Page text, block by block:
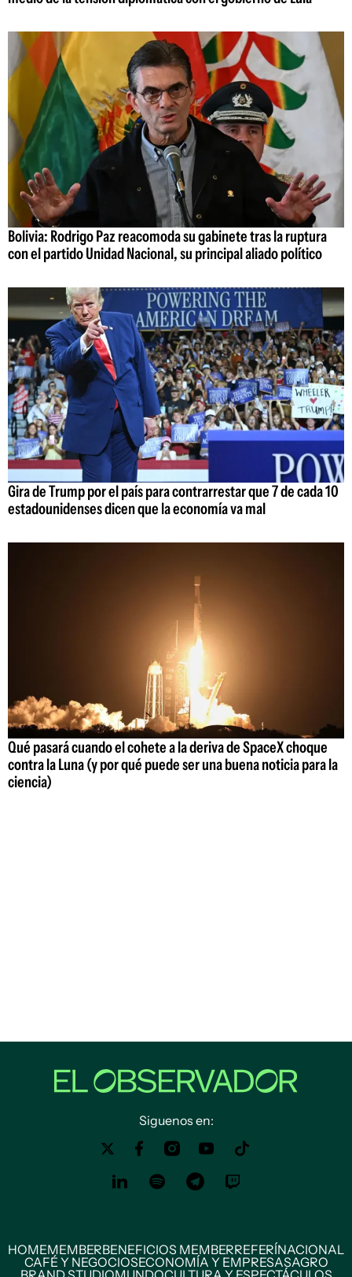
Bolivia: Rodrigo Paz reacomoda su gabinete tras la ruptura
con el partido Unidad Nacional, su principal aliado político
Gira de Trump por el país para contrarrestar que 7 de cada 10
estadounidenses dicen que la economía va mal
Qué pasará cuando el cohete a la deriva de SpaceX choque
contra la Luna (y por qué puede ser una buena noticia para la
ciencia)
Siguenos en:
HOMEMEMBERBENEFICIOS MEMBERREFERÍNACIONAL
CAFÉ Y NEGOCIOSECONOMÍA Y EMPRESASAGRO